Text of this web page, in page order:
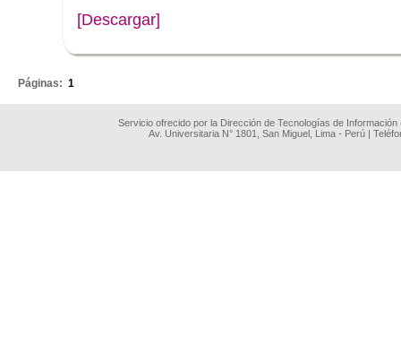
[Descargar]
Páginas: 1
Servicio ofrecido por la Dirección de Tecnologías de
Av. Universitaria N° 1801, San Miguel, Lima - Perú |